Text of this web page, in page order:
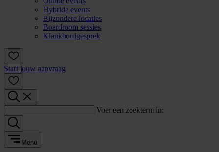
Hybride events
Bijzondere locaties
Boardroom sessies
Klankbordgesprek
Start jouw aanvraag
Voer een zoekterm in:
Menu